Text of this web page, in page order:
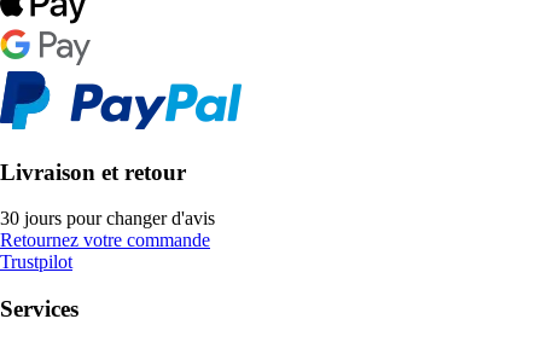
Livraison et retour
30 jours pour changer d'avis
Retournez votre commande
Trustpilot
Services